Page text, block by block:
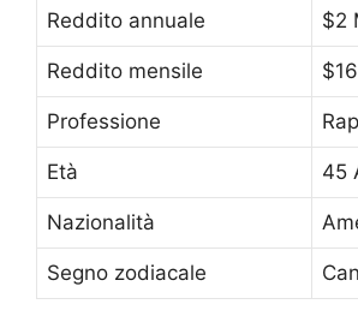
Reddito annuale $2
Reddito mensile
Professione
Età 45
Nazionalità
Segno zodiacale